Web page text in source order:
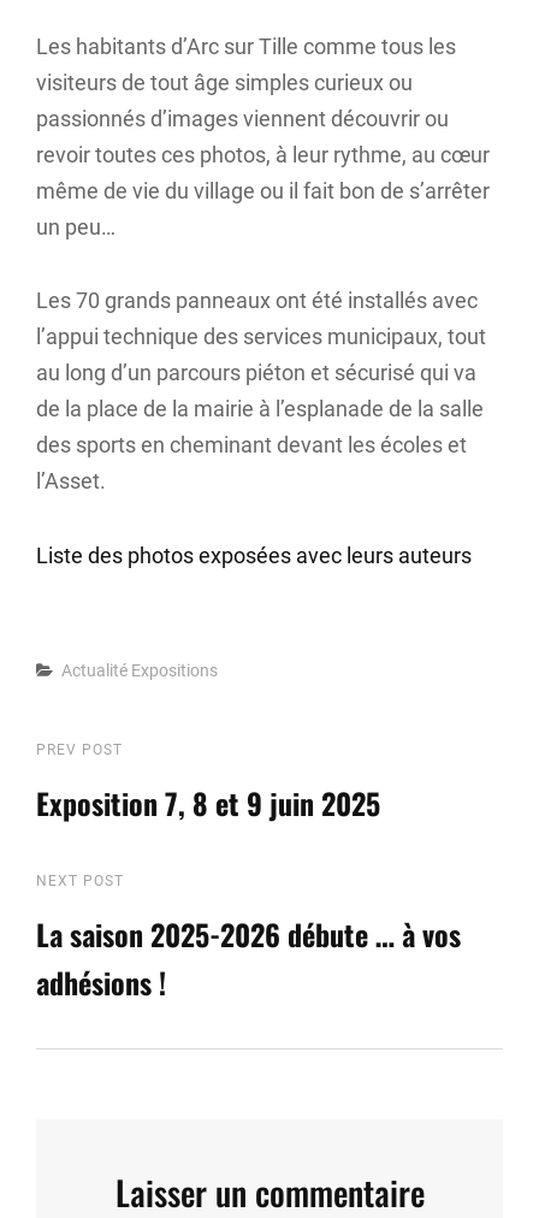
Les habitants d’Arc sur Tille comme tous les
visiteurs de tout âge simples curieux ou
passionnés d’images viennent découvrir ou
revoir toutes ces photos, à leur rythme, au cœur
même de vie du village ou il fait bon de s’arrêter
un peu…
Les 70 grands panneaux ont été installés avec
l’appui technique des services municipaux, tout
au long d’un parcours piéton et sécurisé qui va
de la place de la mairie à l’esplanade de la salle
des sports en cheminant devant les écoles et
l’Asset.
Liste des photos exposées avec leurs auteurs
Categories
Actualité Expositions
Navigation
de
Previous
Post
PREV POST
Exposition 7, 8 et 9 juin 2025
Next
Post
NEXT POST
La saison 2025-2026 débute … à vos
adhésions !
Laisser un commentaire